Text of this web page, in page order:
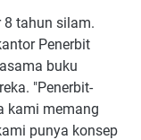
8 tahun silam.
Penerbit
buku
"Penerbit-
kami memang
punya konsep